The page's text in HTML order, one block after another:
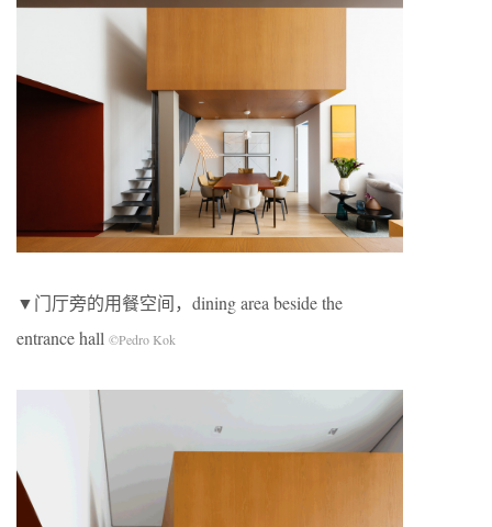
▼门厅旁的用餐空间，dining area beside the
entrance hall ©Pedro Kok